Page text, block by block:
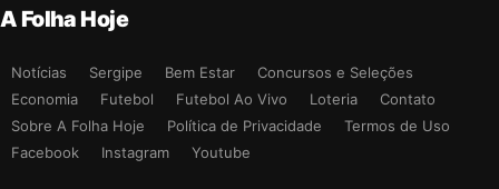
A Folha Hoje
Notícias Sergipe Bem Estar
Concursos e Seleções
Economia
Futebol Futebol Ao Vivo Loteria
Contato
Sobre A Folha Hoje
Política de Privacidade
Termos de Uso
Facebook
Instagram Youtube